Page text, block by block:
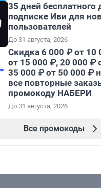
35 дней бесплатного
подписке Иви для
пользователей
До 31 августа, 2026
Скидка 6 000 ₽ от 10
от 15 000 ₽, 20 000 ₽
35 000 ₽ от 50 000 ₽
все повторные
промокоду НАБЕРИ
До 31 августа, 2026
Все промокоды